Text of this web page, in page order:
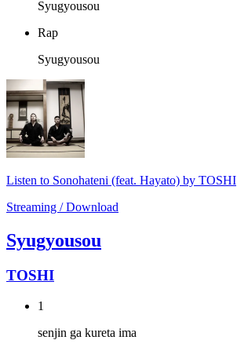
Syugyousou
Rap
Syugyousou
Listen to Sonohateni (feat. Hayato) by TOSHI
Streaming / Download
Syugyousou
TOSHI
1
senjin ga kureta ima